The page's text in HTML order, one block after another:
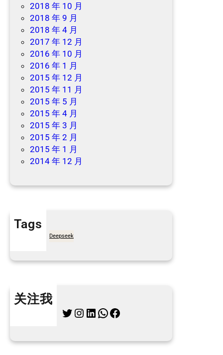
2018 年 10 月
2018 年 9 月
2018 年 4 月
2017 年 12 月
2016 年 10 月
2016 年 1 月
2015 年 12 月
2015 年 11 月
2015 年 5 月
2015 年 4 月
2015 年 3 月
2015 年 2 月
2015 年 1 月
2014 年 12 月
Tags
Deepseek
关注我
Twitter Instagram LinkedIn WhatsApp Facebook